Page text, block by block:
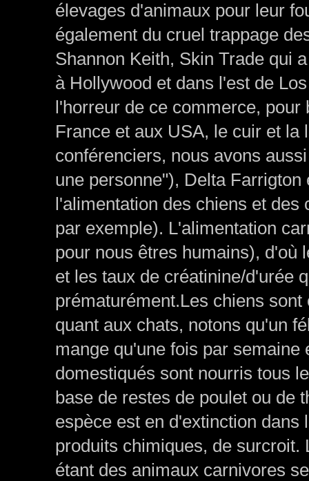
élevages d'animaux pour leur
également du cruel trappage
Shannon Keith, Skin Trade qui
à Hollywood et dans l'est de
l'horreur de ce commerce,
France et aux USA, le cuir et
conférenciers, nous avons
une personne"), Delta Farrigton
l'alimentation des chiens et
par exemple). L'alimentation
pour nous êtres humains), d'où
et les taux de créatinine/d'urée
prématurément.Les chiens
quant aux chats, notons qu'un
mange qu'une fois par
domestiqués sont nourris tous
base de restes de poulet ou de
espèce est en d'extinction
produits chimiques, de
étant des animaux carnivores